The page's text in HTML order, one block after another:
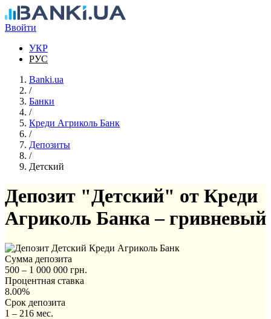
Перейти к основному содержанию
Ввойти
УКР
РУС
Banki.ua
/
Банки
/
Креди Агриколь Банк
/
Депозиты
/
Детский
Депозит "Детский" от Креди
Агриколь Банка – гривневый
Сумма депозита
500 – 1 000 000 грн.
Процентная ставка
8.00%
Срок депозита
1 – 216 мес.